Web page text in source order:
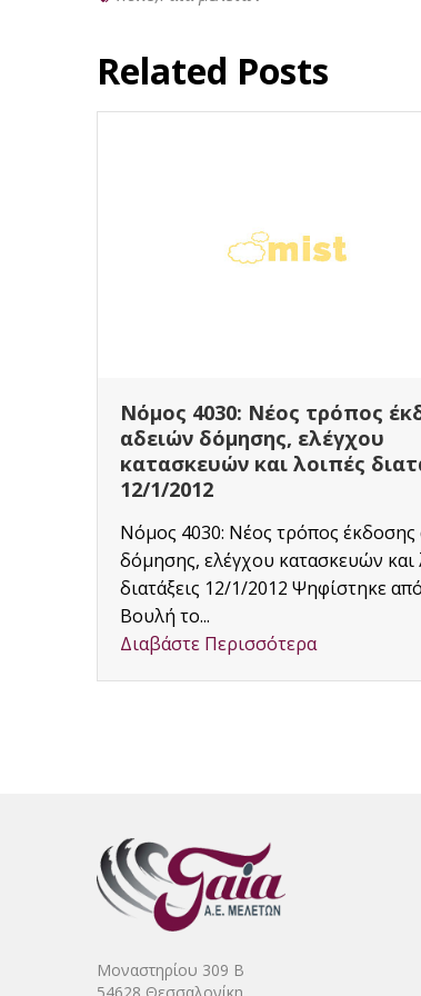
Related Posts
Νόμος 4030: Νέος τρόπος
αδειών δόμησης, ελέγχου
κατασκευών και λοιπές
12/1/2012
Νόμος 4030: Νέος τρόπος έκδοσης
δόμησης, ελέγχου κατασκευών και
διατάξεις 12/1/2012 Ψηφίστηκε
Βουλή το...
Διαβάστε Περισσότερα
Μοναστηρίου 309 Β